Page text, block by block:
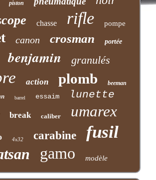
piston
chasse rifle pompe
canon crosman portée
benjamin granulés
action plomb beeman
barrel essaim lunette
break caliber umarex
4x32 carabine fusil
gamo modèle